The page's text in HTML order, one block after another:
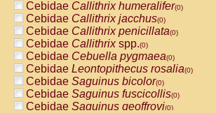
Cebidae Callithrix humeralifer(0)
Cebidae Callithrix jacchus(0)
Cebidae Callithrix penicillata(0)
Cebidae Callithrixspp.(0)
Cebidae Cebuella pygmaea(0)
Cebidae Leontopithecus rosalia(0)
Cebidae Saguinus bicolor(0)
Cebidae Saguinus fuscicollis(0)
Cebidae Saguinus geoffroyi(0)